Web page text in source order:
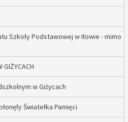
Szkoły Podstawowej w Iłowie - mimo
GIŻYCACH
w Giżycach
Światełka Pamięci